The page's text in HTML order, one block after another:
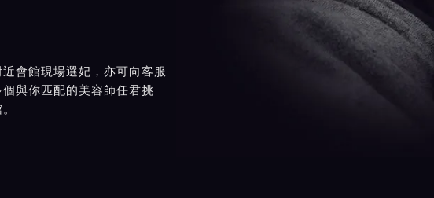
會館現場選妃，亦可向客服
與你匹配的美容師任君挑